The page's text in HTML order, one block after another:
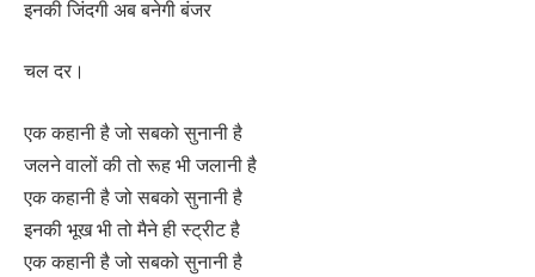
इनकी जिंदगी अब बनेगी बंजर
चल दर।
एक कहानी है जो सबको सुनानी है
जलने वालों की तो रूह भी जलानी है
एक कहानी है जो सबको सुनानी है
इनकी भूख भी तो मैने ही स्ट्रीट है
एक कहानी है जो सबको सुनानी है